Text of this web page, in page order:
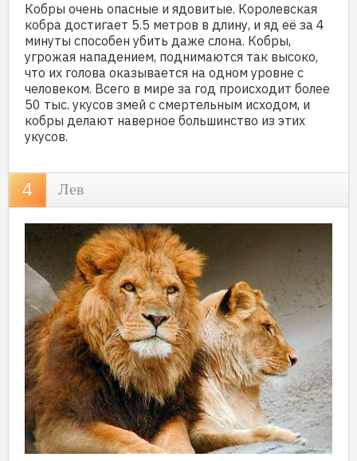
Кобры очень опасные и ядовитые. Королевская
кобра достигает 5.5 метров в длину, и яд её за 4
минуты способен убить даже слона. Кобры,
угрожая нападением, поднимаются так высоко,
что их голова оказывается на одном уровне с
человеком. Всего в мире за год происходит более
50 тыс. укусов змей с смертельным исходом, и
кобры делают наверное большинство из этих
укусов.
Лев